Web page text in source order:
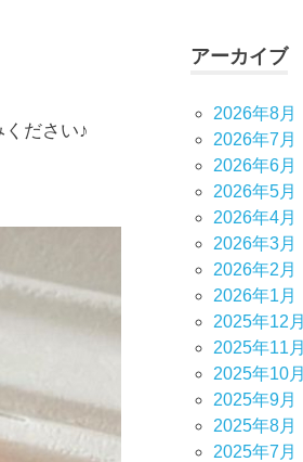
ださい♪
アーカイブ
2026年8月
2026年7月
2026年6月
2026年5月
2026年4月
2026年3月
2026年2月
2026年1月
2025年12月
2025年11月
2025年10月
2025年9月
2025年8月
2025年7月